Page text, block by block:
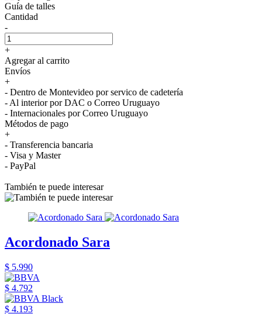
Guía de talles
Cantidad
-
+
Agregar al carrito
Envíos
+
- Dentro de Montevideo por servico de cadetería
- Al interior por DAC o Correo Uruguayo
- Internacionales por Correo Uruguayo
Métodos de pago
+
- Transferencia bancaria
- Visa y Master
- PayPal
También te puede interesar
Acordonado Sara
$ 5.990
$ 4.792
$ 4.193